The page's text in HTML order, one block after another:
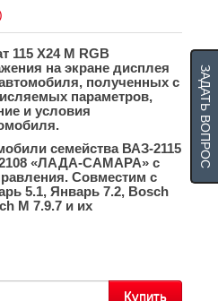
115 X24 M RGB
на экране дисплея
полученных с
параметров,
и условия
семейства ВАЗ-2115
«ЛАДА-САМАРА» с
Совместим с
5.1, Январь 7.2, Bosch
M 7.9.7 и их
Купить
ЗАДАТЬ ВОПРОС